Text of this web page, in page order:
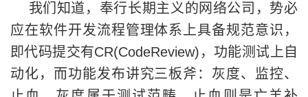
我们知道，奉行长期主义的网络公司，势必
应在软件开发流程管理体系上具备规范意识，
即代码提交有CR(CodeReview)，功能测试上自
动化，而功能发布讲究三板斧：灰度、监控、